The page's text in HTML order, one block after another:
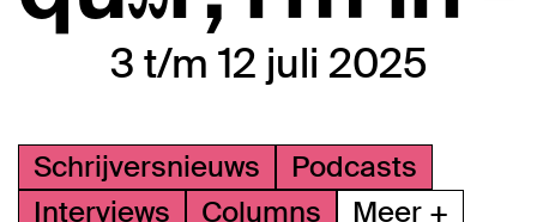
3 t/m 12 juli 2025
Schrijversnieuws
Podcasts
Interviews
Columns Meer +